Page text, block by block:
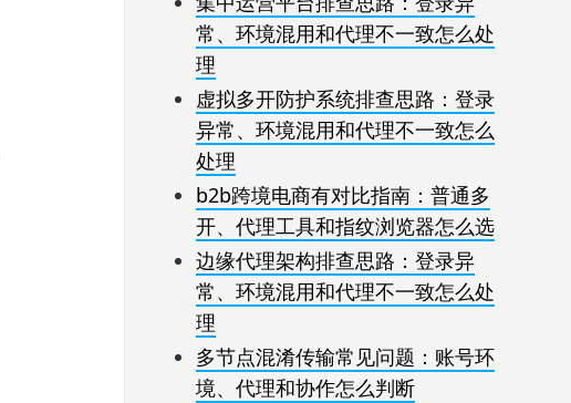
常、环境混用和代理不一致怎么处
理
虚拟多开防护系统排查思路：登录
异常、环境混用和代理不一致怎么
处理
b2b跨境电商有对比指南：普通多
开、代理工具和指纹浏览器怎么选
边缘代理架构排查思路：登录异
常、环境混用和代理不一致怎么处
理
多节点混淆传输常见问题：账号环
境、代理和协作怎么判断